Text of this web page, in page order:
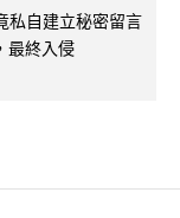
私自建立秘密留言
最終入侵